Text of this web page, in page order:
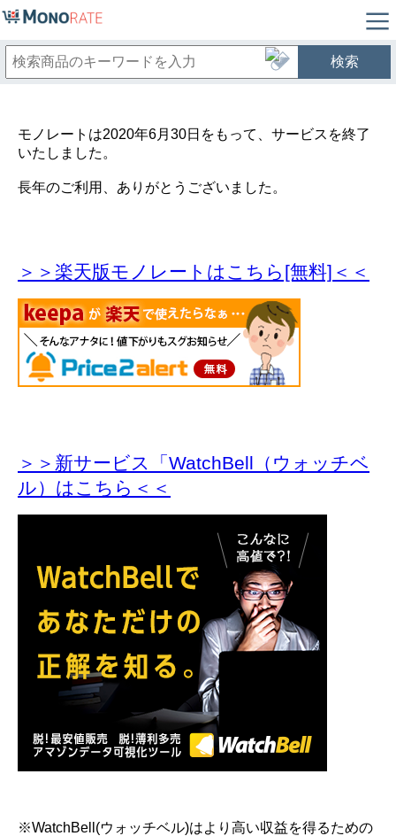
検索
モノレートは2020年6月30日をもって、サービスを終了
いたしました。
長年のご利用、ありがとうございました。
＞＞楽天版モノレートはこちら[無料]＜＜
＞＞新サービス「WatchBell（ウォッチベ
ル）はこちら＜＜
※WatchBell(ウォッチベル)はより高い収益を得るための